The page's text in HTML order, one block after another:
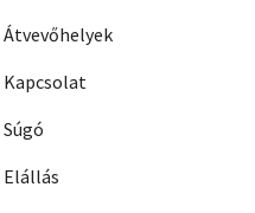
Átvevőhelyek
Kapcsolat
Súgó
Elállás